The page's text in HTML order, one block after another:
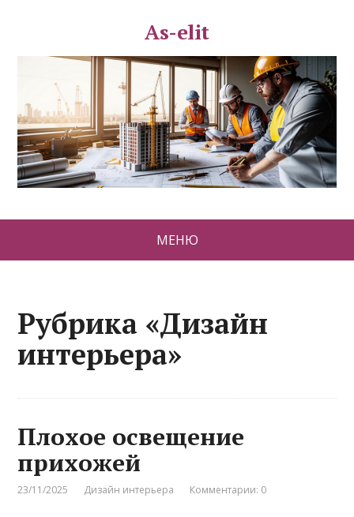
As-elit
МЕНЮ
Рубрика «Дизайн
интерьера»
Плохое освещение
прихожей
23/11/2025 Дизайн интерьера Комментарии: 0